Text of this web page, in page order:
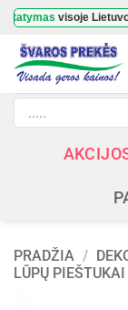
Skip
content
visoje Lietuvoje
Products
search
PRADŽIA /
LŪPŲ PIEŠTUKAI